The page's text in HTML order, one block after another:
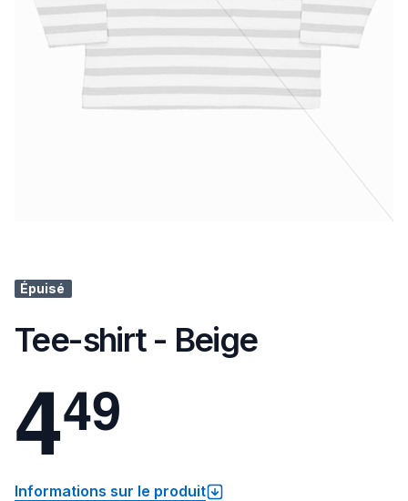
Épuisé
Tee-shirt - Beige
449
Informations sur le produit